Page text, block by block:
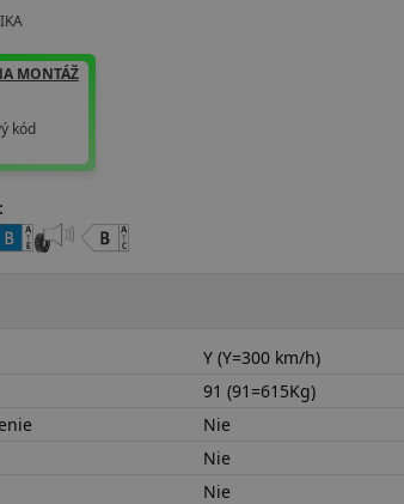
MONTÁŽ
kód
Y (Y=300 km/h)
91 (91=615Kg)
Nie
Nie
Nie